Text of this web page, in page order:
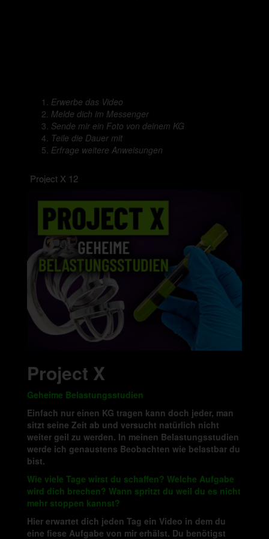
Erwerbe das Video
Melde dich im Messenger
Sende mir ein Foto von deinem KG
Teile die Dauer mit
Erfrage weitere Anweisungen
Project X 12
Project X
Geheime Belastungsstudien
Einfach nur einen KG tragen kann doch jeder, man
sitzt seine Zeit ab und versucht natürlich nicht
weiter geil zu werden. In meinen Belastungsstudien
werde ich genaustens Beobachten wie belastbar du
bist.
Wie viele Tage wirst du schaffen? Welche Aufgabe
wird dich brechen? Wann spritzt du weil du es nicht
mehr stoppen kannst?
Hier erwartet dich jeden Tag ein Video in dem du
eine fiese Aufgabe von mir erhälst. Du benötigst